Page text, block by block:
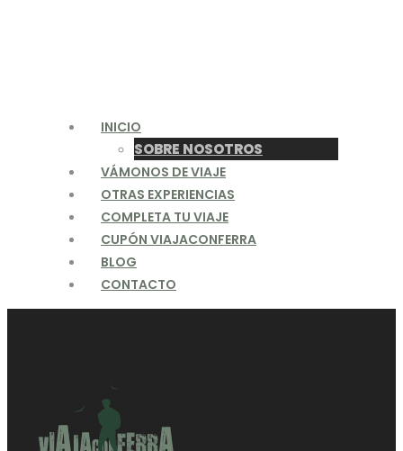
INICIO
SOBRE NOSOTROS
VÁMONOS DE VIAJE
OTRAS EXPERIENCIAS
COMPLETA TU VIAJE
CUPÓN VIAJACONFERRA
BLOG
CONTACTO